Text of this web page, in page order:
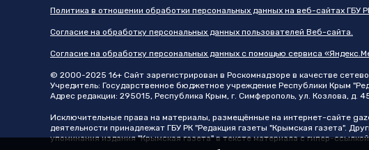
Политика в отношении обработки персональных данных на веб-сайтах ГБУ
Согласие на обработку персональных данных пользователей Веб-сайта.
Согласие на обработку персональных данных с помощью сервиса
© 2000-2025 16+ Сайт зарегистрирован в Роскомнадзоре в качестве
Учредитель: Государственное бюджетное учреждение Республики Крым
Адрес редакции: 295015, Республика Крым, г. Симферополь, ул. Козлова, д.
Исключительные права на материалы, размещённые на интернет-сайте
деятельности принадлежат ГБУ РК "Редакция газеты "Крымская газета".
упоминания издания "Крымская газета" в тексте материала с гипер-